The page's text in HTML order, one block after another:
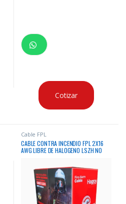
Cotizar
Cable FPL
CABLE CONTRA INCENDIO FPL 2X16
AWG LIBRE DE HALOGENO LSZH NO